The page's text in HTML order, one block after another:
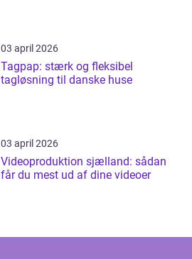
03 april 2026
Tagpap: stærk og fleksibel
tagløsning til danske huse
03 april 2026
Videoproduktion sjælland: sådan
får du mest ud af dine videoer